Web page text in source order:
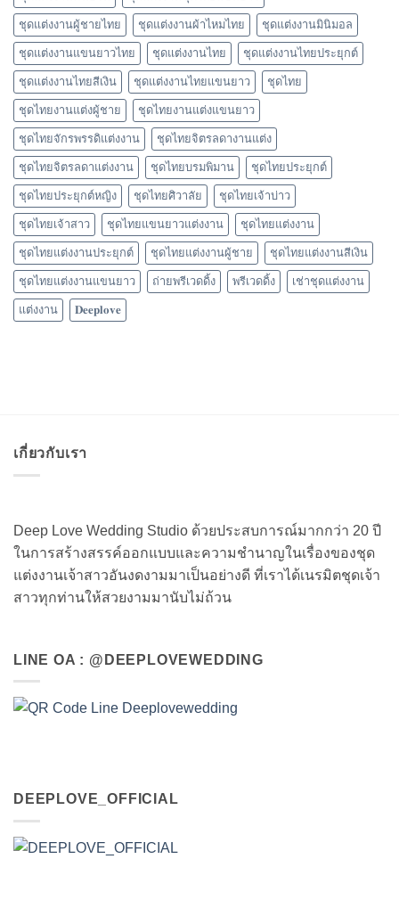
ชุดแต่งงานผู้ชายไทย ชุดแต่งงานผ้าไหมไทย ชุดแต่งงานมินิมอล
ชุดแต่งงานแขนยาวไทย ชุดแต่งงานไทย ชุดแต่งงานไทยประยุกต์
ชุดแต่งงานไทยสีเงิน ชุดแต่งงานไทยแขนยาว ชุดไทย
ชุดไทยงานแต่งผู้ชาย ชุดไทยงานแต่งแขนยาว
ชุดไทยจักรพรรดิแต่งงาน ชุดไทยจิตรลดางานแต่ง
ชุดไทยจิตรลดาแต่งงาน ชุดไทยบรมพิมาน ชุดไทยประยุกต์
ชุดไทยประยุกต์หญิง ชุดไทยศิวาลัย ชุดไทยเจ้าบ่าว
ชุดไทยเจ้าสาว ชุดไทยแขนยาวแต่งงาน ชุดไทยแต่งงาน
ชุดไทยแต่งงานประยุกต์ ชุดไทยแต่งงานผู้ชาย ชุดไทยแต่งงานสีเงิน
ชุดไทยแต่งงานแขนยาว ถ่ายพรีเวดดิ้ง พรีเวดดิ้ง เช่าชุดแต่งงาน
แต่งงาน 𝐃𝐞𝐞𝐩𝐥𝐨𝐯𝐞
เกี่ยวกับเรา
Deep Love Wedding Studio ด้วยประสบการณ์มากกว่า 20 ปี
ในการสร้างสรรค์ออกแบบและความชำนาญในเรื่องของชุด
แต่งงานเจ้าสาวอันงดงามมาเป็นอย่างดี ที่เราได้เนรมิตชุดเจ้า
สาวทุกท่านให้สวยงามมานับไม่ถ้วน
LINE OA : @DEEPLOVEWEDDING
DEEPLOVE_OFFICIAL